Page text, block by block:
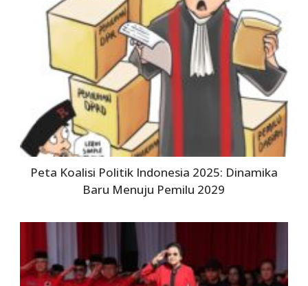
Peta Koalisi Politik Indonesia 2025: Dinamika
Baru Menuju Pemilu 2029